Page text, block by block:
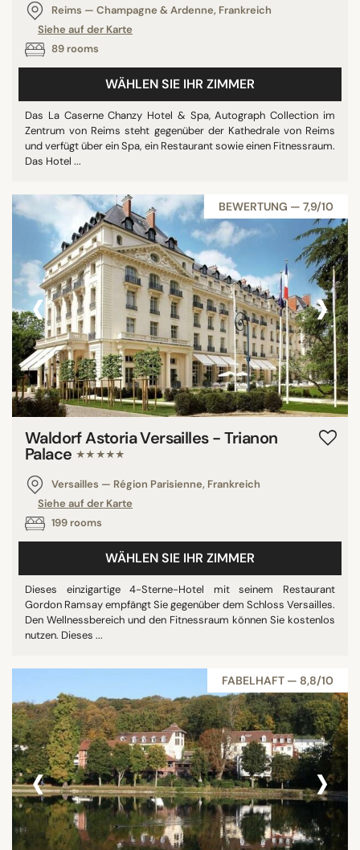
Reims — Champagne & Ardenne, Frankreich
Siehe auf der Karte
89 rooms
WÄHLEN SIE IHR ZIMMER
Das La Caserne Chanzy Hotel & Spa, Autograph Collection im
Zentrum von Reims steht gegenüber der Kathedrale von Reims
und verfügt über ein Spa, ein Restaurant sowie einen Fitnessraum.
Das Hotel ...
BEWERTUNG — 7,9/10
‹ ›
Waldorf Astoria Versailles - Trianon
Palace ★★★★★
Versailles — Région Parisienne, Frankreich
Siehe auf der Karte
199 rooms
WÄHLEN SIE IHR ZIMMER
Dieses einzigartige 4-Sterne-Hotel mit seinem Restaurant
Gordon Ramsay empfängt Sie gegenüber dem Schloss Versailles.
Den Wellnessbereich und den Fitnessraum können Sie kostenlos
nutzen. Dieses ...
FABELHAFT — 8,8/10
‹ ›